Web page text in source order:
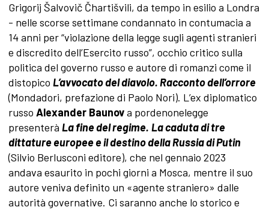
Grigorij Šalvovič Čhartišvili, da tempo in esilio a Londra
- nelle scorse settimane condannato in contumacia a
14 anni per “violazione della legge sugli agenti stranieri
e discredito dell’Esercito russo”, occhio critico sulla
politica del governo russo e autore di romanzi come il
distopico L’avvocato del diavolo. Racconto dell’orrore
(Mondadori, prefazione di Paolo Nori). L’ex diplomatico
russo Alexander Baunova pordenonelegge
presenterà La fine del regime. La caduta di tre
dittature europee e il destino della Russia di Putin
(Silvio Berlusconi editore), che nel gennaio 2023
andava esaurito in pochi giorni a Mosca, mentre il suo
autore veniva definito un «agente straniero» dalle
autorità governative. Ci saranno anche lo storico e